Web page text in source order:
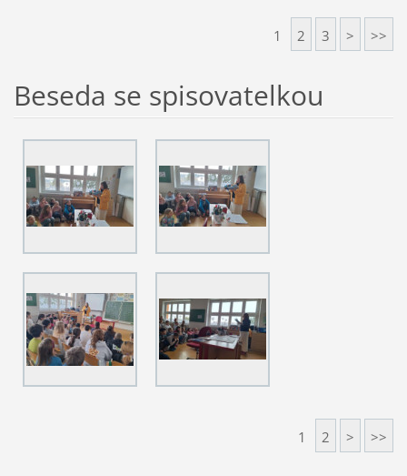
1 2 3 > >>
Beseda se spisovatelkou
1 2 > >>